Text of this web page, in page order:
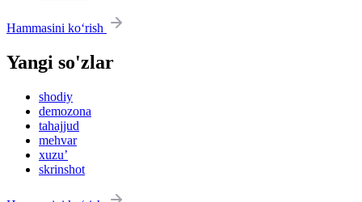
Hammasini ko‘rish
Yangi so'zlar
shodiy
demozona
tahajjud
mehvar
xuzu’
skrinshot